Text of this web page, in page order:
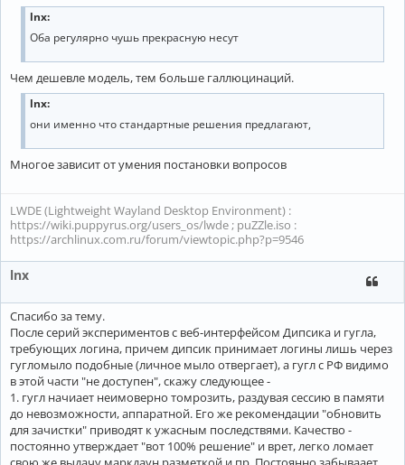
lnx:
Оба регулярно чушь прекрасную несут
Чем дешевле модель, тем больше галлюцинаций.
lnx:
они именно что стандартные решения предлагают,
Многое зависит от умения постановки вопросов
LWDE (Lightweight Wayland Desktop Environment) :
https://wiki.puppyrus.org/users_os/lwde ; puZZle.iso :
https://archlinux.com.ru/forum/viewtopic.php?p=9546
lnx
Спасибо за тему.
После серий экспериментов с веб-интерфейсом Дипсика и гугла,
требующих логина, причем дипсик принимает логины лишь через
гугломыло подобные (личное мыло отвергает), а гугл с РФ видимо
в этой части "не доступен", скажу следующее -
1. гугл начиает неимоверно томрозить, раздувая сессию в памяти
до невозможности, аппаратной. Его же рекомендации "обновить
для зачистки" приводят к ужасным последствями. Качество -
постоянно утверждает "вот 100% решение" и врет, легко ломает